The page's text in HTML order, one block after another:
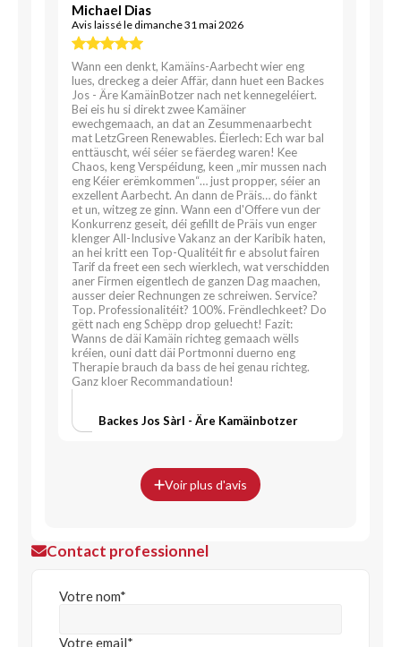
Michael Dias
Avis laissé le dimanche 31 mai 2026
Wann een denkt, Kamäins-Aarbecht wier eng
lues, dreckeg a deier Affär, dann huet een Backes
Jos - Äre KamäinBotzer nach net kennegeléiert.
Bei eis hu si direkt zwee Kamäiner
ewechgemaach, an dat an Zesummenaarbecht
mat LetzGreen Renewables. Éierlech: Ech war bal
enttäuscht, wéi séier se fäerdeg waren! Kee
Chaos, keng Verspéidung, keen „mir mussen nach
eng Kéier erëmkommen“… just propper, séier an
exzellent Aarbecht. An dann de Präis… do fänkt
et un, witzeg ze ginn. Wann een d'Offere vun der
Konkurrenz geseit, déi gefillt de Präis vun enger
klenger All-Inclusive Vakanz an der Karibik haten,
an hei kritt een Top-Qualitéit fir e absolut fairen
Tarif da freet een sech wierklech, wat verschidden
aner Firmen eigentlech de ganzen Dag maachen,
ausser deier Rechnungen ze schreiwen. Service?
Top. Professionalitéit? 100%. Frëndlechkeet? Do
gëtt nach eng Schëpp drop geluecht! Fazit:
Wanns de däi Kamäin richteg gemaach wëlls
kréien, ouni datt däi Portmonni duerno eng
Therapie brauch da bass de hei genau richteg.
Ganz kloer Recommandatioun!
Backes Jos Sàrl - Äre Kamäinbotzer
Voir plus d'avis
Contact professionnel
Votre nom*
Votre email*